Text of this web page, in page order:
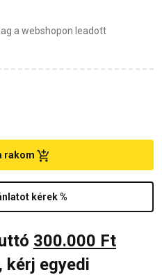
a webshopon leadott
kérek %
rakom
300.000 Ft
kérj egyedi